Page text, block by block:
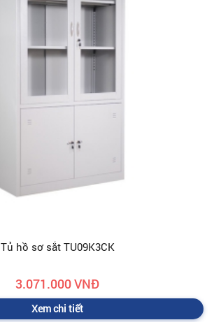
Tủ hồ sơ sắt TU09K3CK
3.071.000 VNĐ
Xem chi tiết